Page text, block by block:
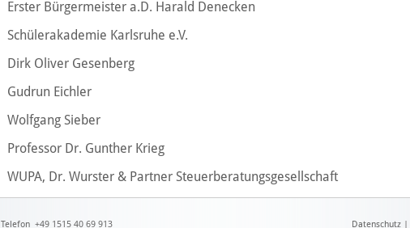
Erster Bürgermeister a.D. Harald Denecken
Schülerakademie Karlsruhe e.V.
Dirk Oliver Gesenberg
Gudrun Eichler
Wolfgang Sieber
Professor Dr. Gunther Krieg
WUPA, Dr. Wurster & Partner Steuerberatungsgesellschaft
Telefon +49 1515 40 69 913 Datenschutz |